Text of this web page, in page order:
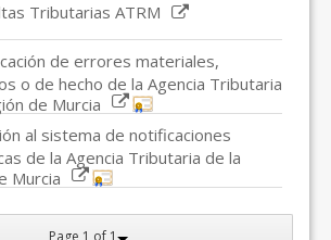
Tributarias ATRM
de errores materiales,
o de hecho de la Agencia Tributaria
de Murcia
al sistema de notificaciones
de la Agencia Tributaria de la
Murcia
Page 1 of 1